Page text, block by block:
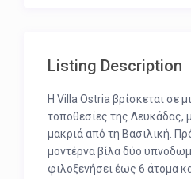
Listing Description
Η Villa Ostria βρίσκεται σε
τοποθεσίες της Λευκάδας,
μακριά από τη Βασιλική.
μοντέρνα βίλα δύο
φιλοξενήσει έως 6 άτομα